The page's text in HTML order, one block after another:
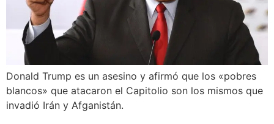
Donald Trump es un asesino y afirmó que los «pobres
blancos» que atacaron el Capitolio son los mismos que
invadió Irán y Afganistán.